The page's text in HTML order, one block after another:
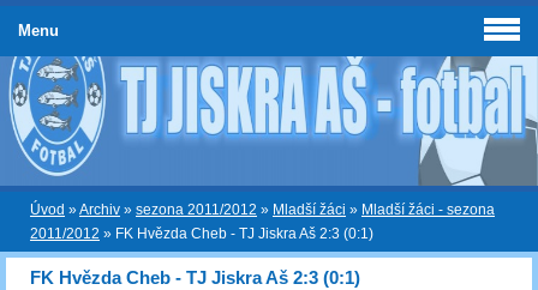
Úvod »Archiv » sezona 2011/2012 » Mladší žáci » Mladší žáci - sezona
2011/2012 » FK Hvězda Cheb - TJ Jiskra Aš 2:3 (0:1)
FK Hvězda Cheb - TJ Jiskra Aš 2:3 (0:1)
Menu